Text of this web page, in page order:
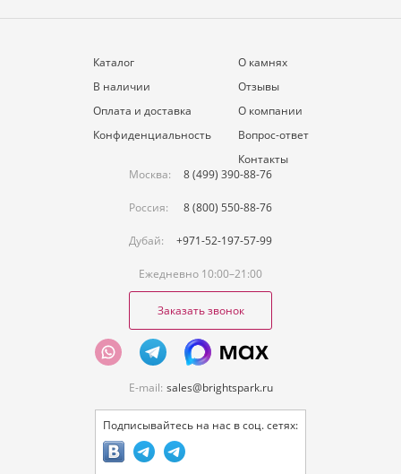
Каталог
В наличии
Оплата и доставка
Конфиденциальность
О камнях
Отзывы
О компании
Вопрос-ответ
Контакты
Москва:
8 (499) 390-88-76
Россия: 8 (800) 550-88-76
Дубай: +971-52-197-57-99
Ежедневно 10:00–21:00
Заказать звонок
E-mail: sales@brightspark.ru
Подписывайтесь на нас в соц. сетях: